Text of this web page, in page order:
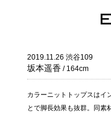
2019.11.26 渋谷109
坂本遥香 / 164cm
カラーニットトップスはイ
とで脚長効果も抜群。同素